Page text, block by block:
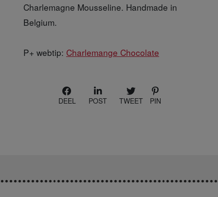
Charlemagne Mousseline. Handmade in
Belgium.
P+ webtip: Charlemange Chocolate
DEEL POST TWEET PIN